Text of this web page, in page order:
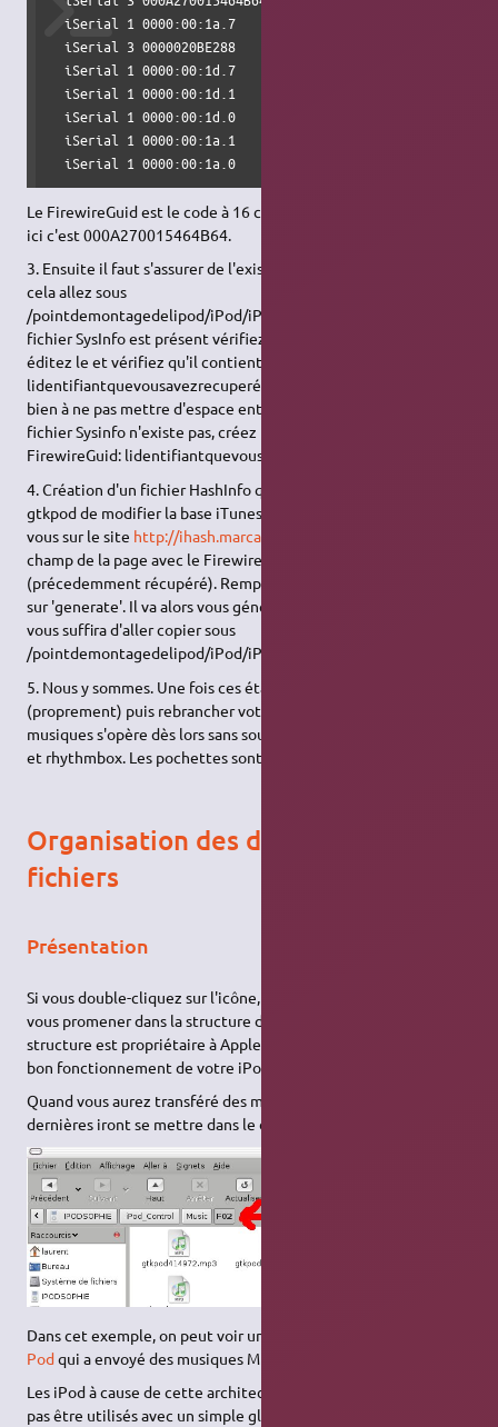
  iSerial 1 0000:00:1a.7
  iSerial 3 0000020BE288
  iSerial 1 0000:00:1d.7
  iSerial 1 0000:00:1d.1
  iSerial 1 0000:00:1d.0
  iSerial 1 0000:00:1a.1
  iSerial 1 0000:00:1a.0
Le FirewireGuid est le code à 16 chiffres qui apparaît à l'écran,
ici c'est 000A270015464B64.
3. Ensuite il faut s'assurer de l'existence du fichier SysInfo. Pour
cela allez sous
/pointdemontagedelipod/iPod/iPod_Control/Device. Si le
fichier SysInfo est présent vérifiez qu'il est bien documenté :
éditez le et vérifiez qu'il contient bien la ligne FirewireGuid:
lidentifiantquevousavezrecuperé. Sinon ajoutez là en veillant
bien à ne pas mettre d'espace entre "FirewireGuid" et ":". Si le
fichier Sysinfo n'existe pas, créez le en ajoutant la ligne
FirewireGuid: lidentifiantquevousavezrecuperé.
4. Création d'un fichier HashInfo qui va permettre a rhythmbox,
gtkpod de modifier la base iTunes de l'iPod. Pour cela rendez-
vous sur le site http://ihash.marcansoft.com/
champ de la page avec le FirewireGuid de votre iPod
(précedemment récupéré). Remplissez le captcha et cliquez
sur 'generate'. Il va alors vous générer un fichier HashInfo qu'il
vous suffira d'aller copier sous
/pointdemontagedelipod/iPod/iPod_Control/Device.
5. Nous y sommes. Une fois ces étapes passées, débrancher
(proprement) puis rebrancher votre iPod. Le transfert des
musiques s'opère dès lors sans soucis je l'ai testé avec gtkpod
et rhythmbox. Les pochettes sont mêmes parfaitement gérées.
Organisation des dossiers &
fichiers
Présentation
Si vous double-cliquez sur l'icône,
vous promener dans la structure de fichier de votre iPod, cette
structure est propriétaire à Apple©, et elle est nécessaire au
bon fonctionnement de votre iPod.
Quand vous aurez transféré des musiques dans votre iPod, ces
dernières iront se mettre dans le dossier :
Dans cet exemple, on peut voir un dossier F02 créé par
Podqui a envoyé des musiques MP3 dans l'iPod.
Les iPod à cause de cette architecture propriétaire ne peuvent
pas être utilisés avec un simple glisser-déposer dans Nautilus